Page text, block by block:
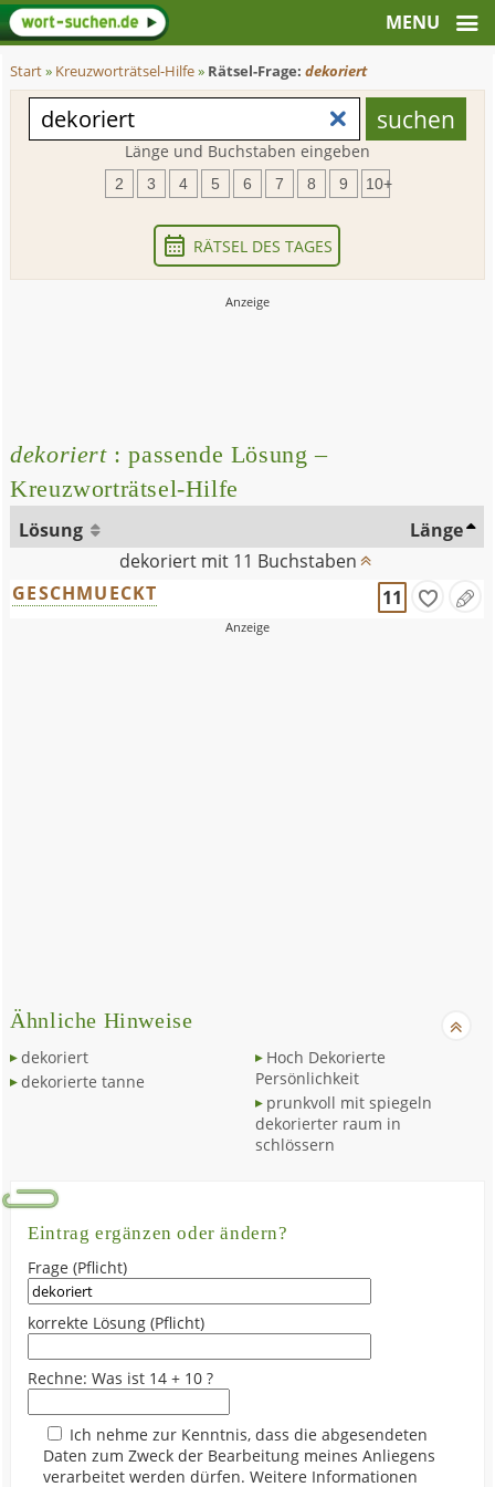
Start» Kreuzworträtsel-Hilfe» Rätsel-Frage:dekoriert
Länge und Buchstaben eingeben
2 3 4 5 6 7 8 9 10+
RÄTSEL DES TAGES
dekoriert: passende Lösung –
Kreuzworträtsel-Hilfe
Lösung
Länge
dekoriert mit 11 Buchstaben
GESCHMUECKT
11
Ähnliche Hinweise
dekoriert
dekorierte tanne
Hoch Dekorierte
Persönlichkeit
prunkvoll mit spiegeln
dekorierter raum in
schlössern
Eintrag ergänzen oder ändern?
Frage (Pflicht)
korrekte Lösung (Pflicht)
Rechne: Was ist 14 + 10 ?
Ich nehme zur Kenntnis, dass die abgesendeten
Daten zum Zweck der Bearbeitung meines Anliegens
verarbeitet werden dürfen. Weitere Informationen